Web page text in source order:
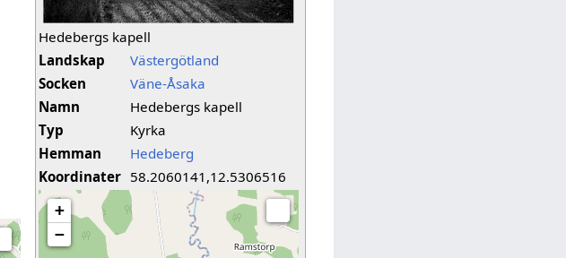
Hedebergs kapell
Landskap
Västergötland
Socken
Väne-Åsaka
Namn
Hedebergs kapell
Typ
Kyrka
Hemman
Hedeberg
Koordinater 58.2060141,12.5306516
+
−